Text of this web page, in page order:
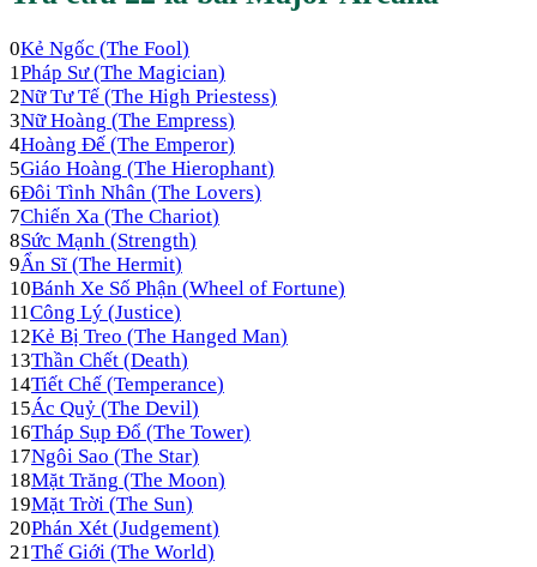
0Kẻ Ngốc (The Fool)
1Pháp Sư(The Magician)
2Nữ Tư Tế (The High Priestess)
3Nữ Hoàng (The Empress)
4Hoàng Đế (The Emperor)
5Giáo Hoàng (The Hierophant)
6Đôi Tình Nhân (The Lovers)
7Chiến Xa (The Chariot)
8Sức Mạnh (Strength)
9Ẩn Sĩ (The Hermit)
10Bánh Xe Số Phận (Wheel of Fortune)
11Công Lý (Justice)
12Kẻ Bị Treo (The Hanged Man)
13Thần Chết (Death)
14Tiết Chế (Temperance)
15Ác Quỷ (The Devil)
16Tháp Sụp Đổ (The Tower)
17Ngôi Sao (The Star)
18Mặt Trăng (The Moon)
19Mặt Trời (The Sun)
20Phán Xét (Judgement)
21Thế Giới (The World)